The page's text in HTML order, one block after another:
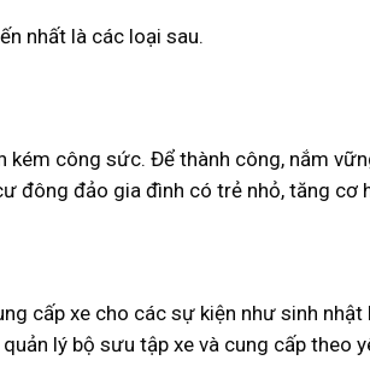
nhất là các loại sau.
công sức. Để thành công, nắm
đông đảo gia đình có trẻ nhỏ, tăng cơ
cấp xe cho các sự kiện như sinh
lý bộ sưu tập xe và cung cấp theo